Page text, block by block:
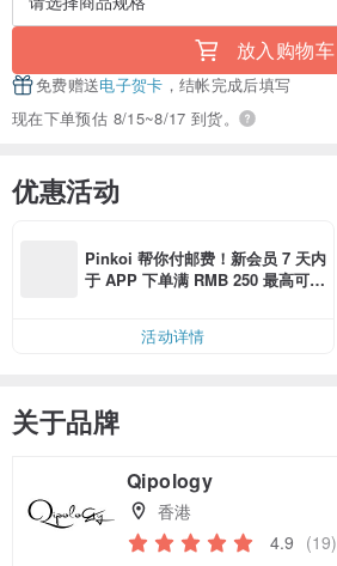
放入购物车
免费赠送电子贺卡 ，结帐完成后填写
现在下单预估 8/15~8/17 到货。
优惠活动
Pinkoi 帮你付邮费！新会员 7 天内
于 APP 下单满 RMB 250 最高可折
活动详情
关于品牌
Qipology
香港
4.9 (19)